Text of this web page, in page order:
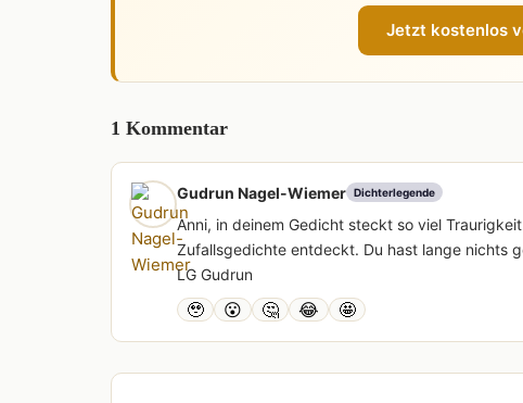
Jetzt kostenlos
1 Kommentar
Gudrun Nagel-Wiemer Dichterlegende
Anni, in deinem Gedicht steckt so viel
Zufallsgedichte entdeckt. Du hast lange nichts
LG Gudrun
🥹 😮 🤔 😂 🤩